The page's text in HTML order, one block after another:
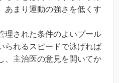
あまり運動の強さを低くす
理された条件のよいプール
られるスピードで泳げれば
、主治医の意見を開いてか